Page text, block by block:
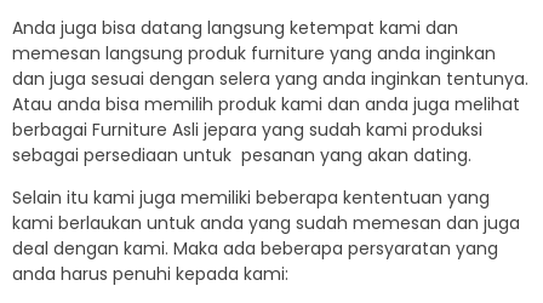
Anda juga bisa datang langsung ketempat kami dan
memesan langsung produk furniture yang anda inginkan
dan juga sesuai dengan selera yang anda inginkan tentunya.
Atau anda bisa memilih produk kami dan anda juga melihat
berbagai Furniture Asli jepara yang sudah kami produksi
sebagai persediaan untuk pesanan yang akan dating.
Selain itu kami juga memiliki beberapa kententuan yang
kami berlaukan untuk anda yang sudah memesan dan juga
deal dengan kami. Maka ada beberapa persyaratan yang
anda harus penuhi kepada kami: